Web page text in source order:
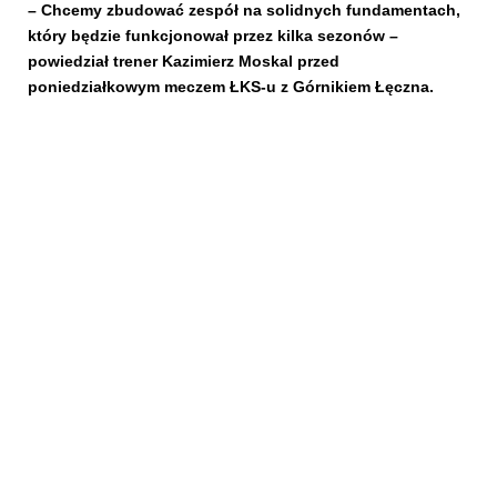
– Chcemy zbudować zespół na solidnych fundamentach,
który będzie funkcjonował przez kilka sezonów –
powiedział trener Kazimierz Moskal przed
poniedziałkowym meczem ŁKS-u z Górnikiem Łęczna.